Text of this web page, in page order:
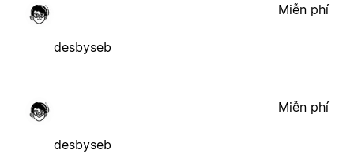
desbyseb
Miễn phí
desbyseb
Miễn phí